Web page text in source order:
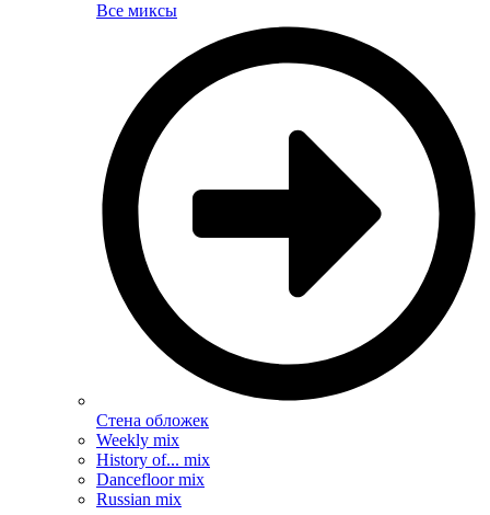
Все миксы
Стена обложек
Weekly mix
History of... mix
Dancefloor mix
Russian mix